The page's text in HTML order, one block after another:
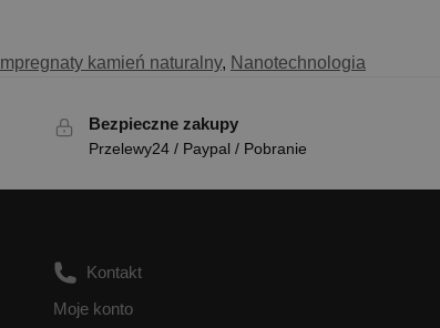
Impregnaty kamień naturalny, Nanotechnologia
Bezpieczne zakupy
Przelewy24 / Paypal / Pobranie
Kontakt
Moje konto